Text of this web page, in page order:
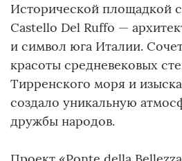
Исторической площадкой
Castello Del Ruffo —
и символ юга Италии.
красоты средневековых
Тирренского моря и
создало уникальную
дружбы народов.